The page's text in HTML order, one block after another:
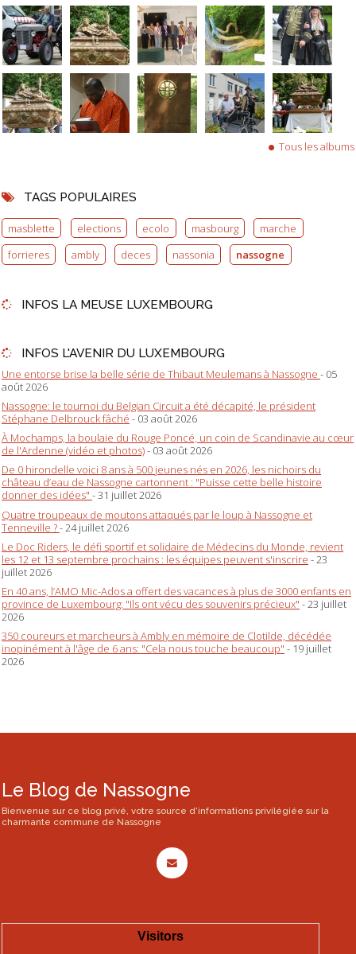
Tous les albums
TAGS POPULAIRES
masblette elections ecolo masbourg
marche
forrieres
ambly deces nassonia nassogne
INFOS LA MEUSE LUXEMBOURG
INFOS L'AVENIR DU LUXEMBOURG
Une entorse brise la belle série de Thibaut Meulemans à Nassogne - 05
août 2026
Nassogne: le tournoi du Belgian Circuit a été décapité, le président
Stéphane Delbrouck fâché - 03 août 2026
À Mochamps, la boulaie du Rouge Poncé, un coin de Scandinavie au cœur
de l'Ardenne (vidéo et photos)- 03 août 2026
De 0 hirondelle voici 8 ans à 500 jeunes nés en 2026, les nichoirs du
château d’eau de Nassogne cartonnent : "Puisse cette belle histoire
donner des idées" - 31 juillet 2026
Quatre troupeaux de moutons attaqués par le loup à Nassogne et
Tenneville ?- 24 juillet 2026
Le Doc Riders, le défi sportif et solidaire de Médecins du Monde, revient
les 12 et 13 septembre prochains : les équipes peuvent s'inscrire - 23
juillet 2026
En 40 ans, l’AMO Mic-Ados a offert des vacances à plus de 3000 enfants en
province de Luxembourg: "Ils ont vécu des souvenirs précieux" - 23 juillet
2026
350 coureurs et marcheurs à Ambly en mémoire de Clotilde, décédée
inopinément à l'âge de 6 ans: "Cela nous touche beaucoup" - 19 juillet
2026
Le Blog de Nassogne
Bienvenue sur ce blog privé, votre source d'informations privilégiée sur la
charmante commune de Nassogne